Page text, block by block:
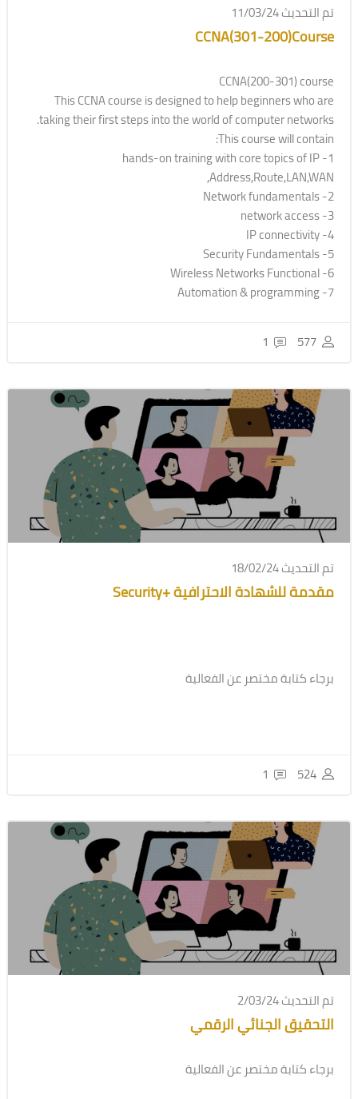
تم التحديث 11/03/24
CCNA(301-200)Course
CCNA(200-301) course
This CCNA course is designed to help beginners who are
taking their first steps into the world of computer networks.
This course will contain:
1- hands-on training with core topics of IP
Address,Route,LAN,WAN,
2- Network fundamentals
3- network access
4- IP connectivity
5- Security Fundamentals
6- Wireless Networks Functional
7- Automation & programming
577
1
تم التحديث 18/02/24
مقدمة للشهادة الاحترافية +Security
برجاء كتابة مختصر عن الفعالية
524
1
تم التحديث 2/03/24
التحقيق الجنائي الرقمي
برجاء كتابة مختصر عن الفعالية